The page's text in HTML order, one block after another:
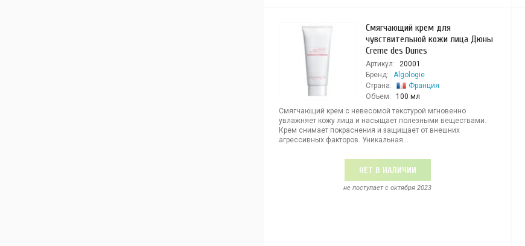
Смягчающий крем для
чувствительной кожи лица Дюны
Creme des Dunes
Артикул:
20001
Бренд:
Algologie
Страна:
Франция
Объем:
100 мл
Смягчающий крем с невесомой текстурой мгновенно
увлажняет кожу лица и насыщает полезными веществами.
Крем снимает покраснения и защищает от внешних
агрессивных факторов. Уникальная...
НЕТ В НАЛИЧИИ
не поступает c октября 2023